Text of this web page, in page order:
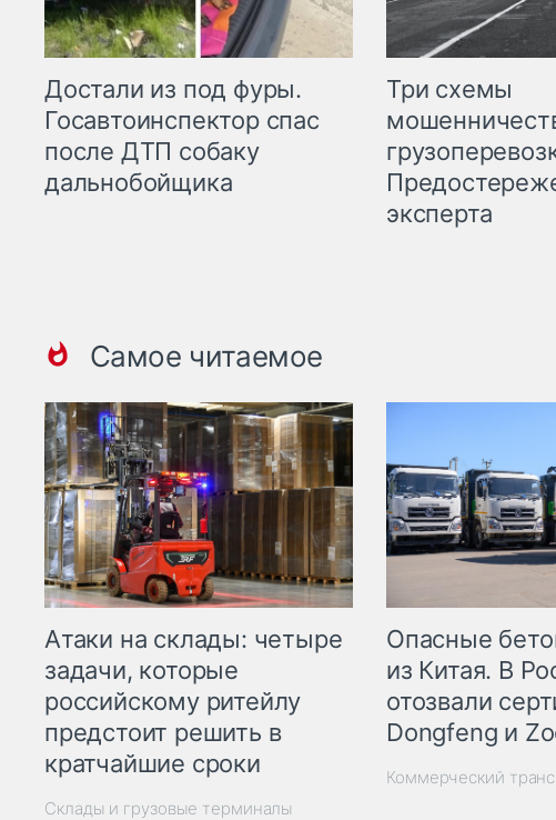
Достали из под фуры.
Госавтоинспектор спас
после ДТП собаку
дальнобойщика
Три схемы
эксперта
Самое читаемое
Атаки на склады: четыре
задачи, которые
российскому ритейлу
предстоит решить в
кратчайшие сроки
Склады и грузовые терминалы
Опасные
из Китая. В
отозвали
Dongfeng и
Коммерческий